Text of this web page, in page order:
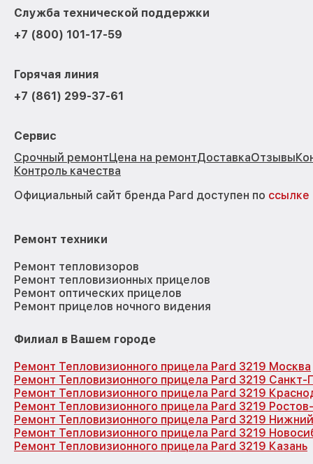
Служба технической поддержки
+7 (800) 101-17-59
Горячая линия
+7 (861) 299-37-61
Сервис
Срочный ремонтЦена на ремонтДоставкаОтзывы
Контроль качества
Официальный сайт бренда Pard доступен по ссылке
Ремонт техники
Ремонт тепловизоров
Ремонт тепловизионных прицелов
Ремонт оптических прицелов
Ремонт прицелов ночного видения
Филиал в Вашем городе
Ремонт Тепловизионного прицела Pard 3219 Москва
Ремонт Тепловизионного прицела Pard 3219 Санкт-
Ремонт Тепловизионного прицела Pard 3219
Ремонт Тепловизионного прицела Pard 3219
Ремонт Тепловизионного прицела Pard 3219
Ремонт Тепловизионного прицела Pard 3219
Ремонт Тепловизионного прицела Pard 3219 Казань